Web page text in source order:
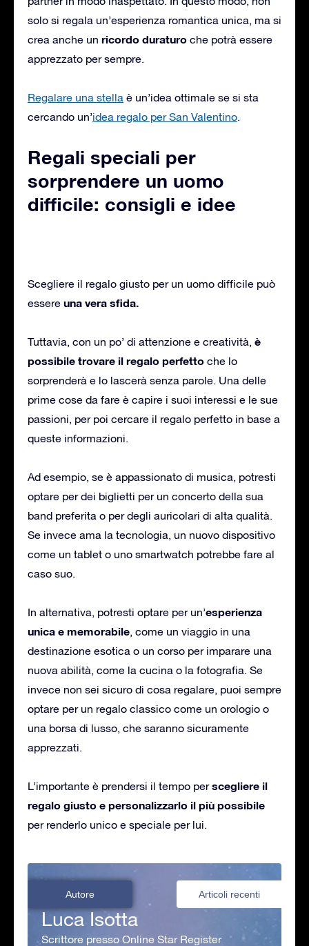
solo si regala un’esperienza romantica unica, ma si
crea anche un ricordo duraturo che potrà essere
apprezzato per sempre.
Regalare una stella è un’idea ottimale se si sta
cercando un’idea regalo per San Valentino.
Regali speciali per
sorprendere un uomo
difficile: consigli e idee
Scegliere il regalo giusto per un uomo difficile può
essere una vera sfida.
Tuttavia, con un po’ di attenzione e creatività, è
possibile trovare il regalo perfetto che lo
sorprenderà e lo lascerà senza parole. Una delle
prime cose da fare è capire i suoi interessi e le sue
passioni, per poi cercare il regalo perfetto in base a
queste informazioni.
Ad esempio, se è appassionato di musica, potresti
optare per dei biglietti per un concerto della sua
band preferita o per degli auricolari di alta qualità.
Se invece ama la tecnologia, un nuovo dispositivo
come un tablet o uno smartwatch potrebbe fare al
caso suo.
In alternativa, potresti optare per un’esperienza
unica e memorabile, come un viaggio in una
destinazione esotica o un corso per imparare una
nuova abilità, come la cucina o la fotografia. Se
invece non sei sicuro di cosa regalare, puoi sempre
optare per un regalo classico come un orologio o
una borsa di lusso, che saranno sicuramente
apprezzati.
L’importante è prendersi il tempo perscegliere il
regalo giusto e personalizzarlo il più possibile
per renderlo unico e speciale per lui.
Autore Articoli recenti
Luca Isotta
Scrittore presso Online Star Register